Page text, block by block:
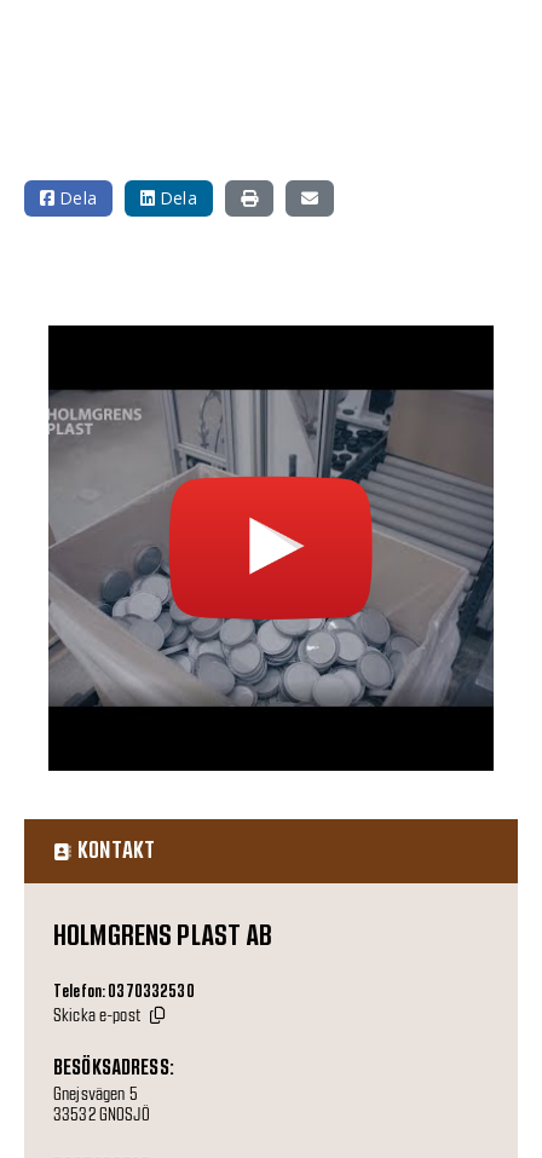
Dela Dela
KONTAKT
HOLMGRENS PLAST AB
Telefon: 0370332530
Skicka e-post
BESÖKSADRESS:
Gnejsvägen 5
33532 GNOSJÖ